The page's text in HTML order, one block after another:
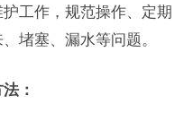
工作，规范操作、定期
堵塞、漏水等问题。
：